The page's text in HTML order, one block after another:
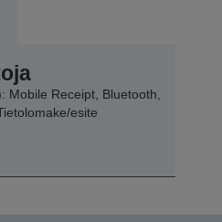
Mobile Receipt, Bluetooth,
esite